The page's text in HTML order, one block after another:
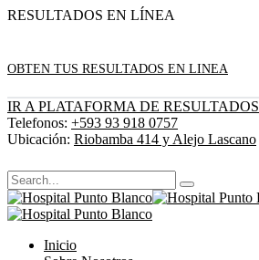
RESULTADOS EN LÍNEA
OBTEN TUS RESULTADOS EN LINEA
IR A PLATAFORMA DE RESULTADOS
Telefonos: +593 93 918 0757
Ubicación: Riobamba 414 y Alejo Lascano
Inicio